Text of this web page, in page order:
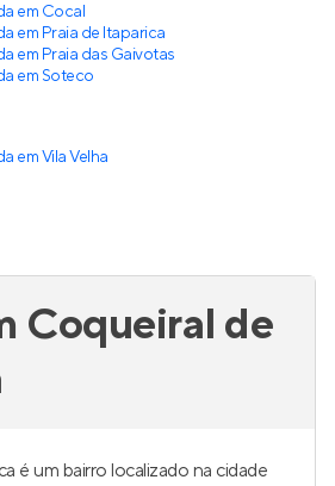
em Cocal
em Praia de Itaparica
em Praia das Gaivotas
em Soteco
emVila Velha
Coqueiral de
é um bairro localizado na cidade